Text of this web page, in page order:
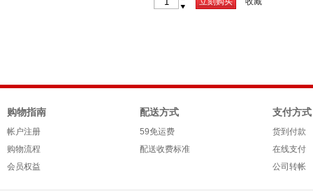
-
购物指南
帐户注册
购物流程
会员权益
配送方式
59免运费
配送收费标准
支付方式
货到付款
在线支付
公司转帐